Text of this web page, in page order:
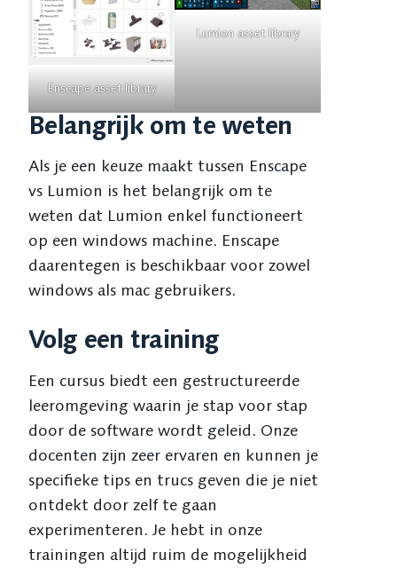
Enscape asset library
Lumion asset library
Belangrijk om te weten
Als je een keuze maakt tussen Enscape
vs Lumion is het belangrijk om te
weten dat Lumion enkel functioneert
op een windows machine. Enscape
daarentegen is beschikbaar voor zowel
windows als mac gebruikers.
Volg een training
Een cursus biedt een gestructureerde
leeromgeving waarin je stap voor stap
door de software wordt geleid. Onze
docenten zijn zeer ervaren en kunnen je
specifieke tips en trucs geven die je niet
ontdekt door zelf te gaan
experimenteren. Je hebt in onze
trainingen altijd ruim de mogelijkheid